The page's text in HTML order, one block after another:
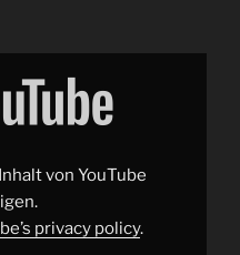
von YouTube
privacy policy.